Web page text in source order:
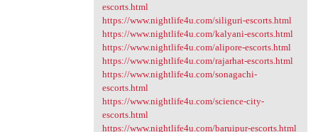
escorts.html
https://www.nightlife4u.com/siliguri-escorts.html
https://www.nightlife4u.com/kalyani-escorts.html
https://www.nightlife4u.com/alipore-escorts.html
https://www.nightlife4u.com/rajarhat-escorts.html
https://www.nightlife4u.com/sonagachi-
escorts.html
https://www.nightlife4u.com/science-city-
escorts.html
https://www.nightlife4u.com/baruipur-escorts.html